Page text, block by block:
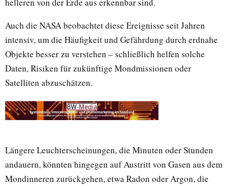
Auch die NASA beobachtet diese Ereignisse seit Jahren
intensiv, um die Häufigkeit und Gefährdung durch erdnahe
Objekte besser zu verstehen – schließlich helfen solche
Daten, Risiken für zukünftige Mondmissionen oder
Satelliten abzuschätzen.
Längere Leuchterscheinungen, die Minuten oder Stunden
andauern, könnten hingegen auf Austritt von Gasen aus dem
Mondinneren zurückgehen, etwa Radon oder Argon, die